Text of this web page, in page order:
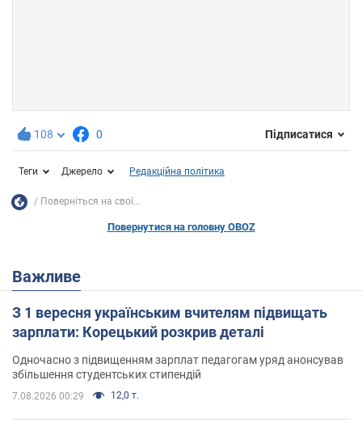
108 0 Підписатися
Теги Джерело Редакційна політика
Поверніться на свої...
Повернутися на головну OBOZ
Важливе
З 1 вересня українським вчителям підвищать
зарплати: Корецький розкрив деталі
Одночасно з підвищенням зарплат педагогам уряд анонсував
збільшення студентських стипендій
7.08.2026 00:29 12,0 т.